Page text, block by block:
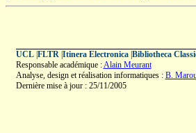
UCL| FLTR| Itinera Electronica| Bibliotheca
Responsable académique :Alain Meurant
Analyse, design et réalisation informatiques : B.
Dernière mise à jour : 25/11/2005